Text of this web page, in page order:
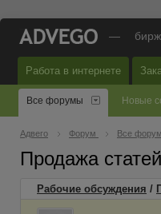
—
Работа в интернете
Все форумы Новые
Адвего Форум Все
Продажа
Рабочие обсуждения /